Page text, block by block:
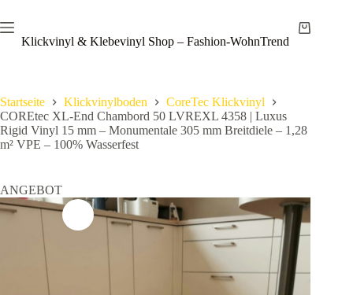
Inhalt
springenKlickvinyl & Klebevinyl Shop – Fashion-WohnTrend
Warenkorb
Startseite Klickvinylboden
CoreTec Klickvinyl
COREtec XL-End Chambord 50 LVREXL 4358 | Luxus
Rigid Vinyl 15 mm – Monumentale 305 mm Breitdiele – 1,28
m² VPE – 100% Wasserfest
ANGEBOT